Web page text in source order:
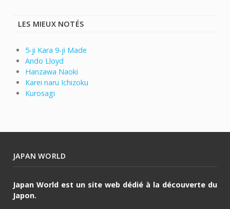
LES MIEUX NOTÉS
5-ji Kara 9-ji Made
Ando Lloyd
Hanzawa Naoki
Karei naru Ichizoku
Kurosagi
JAPAN WORLD
Japan World est un site web dédié à la découverte du
Japon.